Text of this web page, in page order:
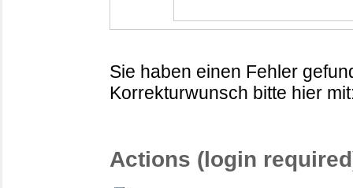
Sie haben einen Fehler
Korrekturwunsch bitte hier
Actions (login